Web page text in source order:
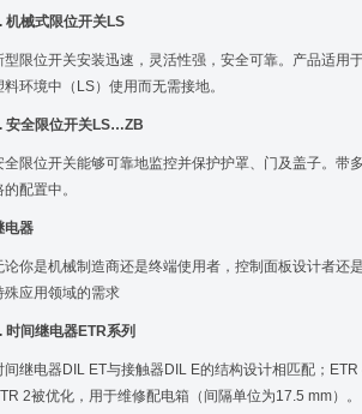
机械式限位开关LS
型限位开关安装迅速，灵活性强，安全可靠。产品适用
料环境中（LS）使用而无需接地。
安全限位开关LS…ZB
全限位开关能够可靠地监控并保护护罩、门及盖子。带
的配置中。
电器
论你是机械制造商还是终端使用者，控制面板设计者还
殊应用领域的需求
时间继电器ETR系列
间继电器DIL ET与接触器DIL E的结构设计相匹配；
2被优化，用于维修配电箱（间隔单位为17.5 mm）。